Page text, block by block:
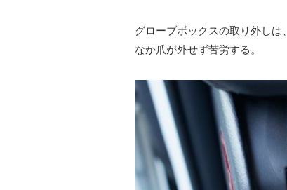
グローブボックスの取り外し
なか爪が外せず苦労する。